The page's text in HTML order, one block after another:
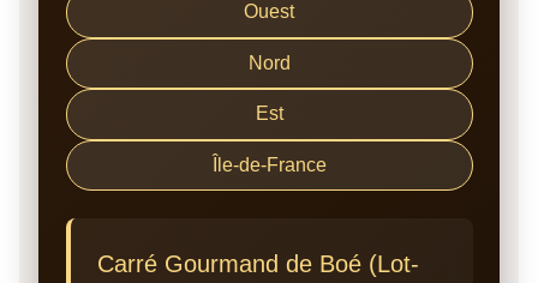
Ouest
Nord
Est
Île-de-France
Carré Gourmand de Boé (Lot-